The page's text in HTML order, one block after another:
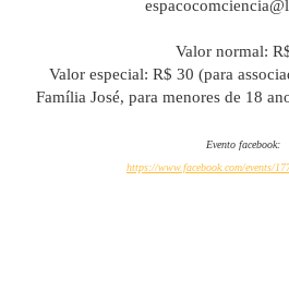
Valor normal:
Valor especial: R$ 30 (para
Família José, para menores de 18
Evento facebook:
https://www.facebook.com/events/